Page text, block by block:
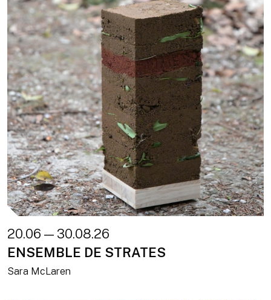
20.06 — 30.08.26
ENSEMBLE DE STRATES
Sara McLaren